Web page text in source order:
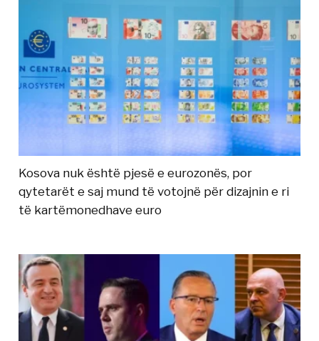
Kosova nuk është pjesë e eurozonës, por
qytetarët e saj mund të votojnë për dizajnin e ri
të kartëmonedhave euro